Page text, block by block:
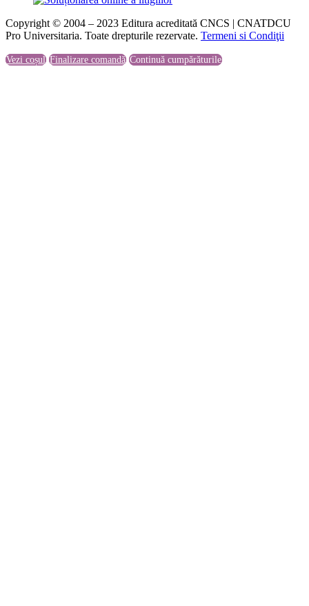
Copyright © 2004 – 2023 Editura acreditată CNCS | CNATDCU
Pro Universitaria. Toate drepturile rezervate. Termeni si Condiţii
Vezi coșul Finalizare comandă Continuă cumpărăturile